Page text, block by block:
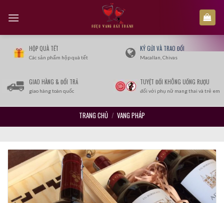
HỘP QUÀ TẾT
Các sản phẩm hộp quà tết
KÝ GỬI VÀ TRAO ĐỔI
Macallan, Chivas
GIAO HÀNG & ĐỔI TRẢ
giao hàng toàn quốc
TUYỆT ĐỐI KHÔNG UỐNG RƯỢU
đối với phụ nữ mang thai và trẻ em
TRANG CHỦ / VANG PHÁP